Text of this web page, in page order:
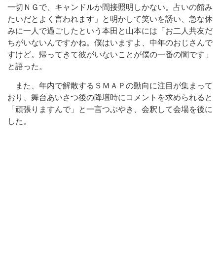
一切ＮＧで、キャンドルか間接照明しかない。占いの館み
たいだとよく言われます」と明かして笑いを誘い、急な休
みに一人で過ごしたという本田と山本には「お二人共友だ
ちがいないんですかね。僕はいますよ、中年のおじさんで
すけど。帰ってきて彼がいないことが僕の一番の闇です」
と語った。
また、年内で解散するＳＭＡＰの動向に注目が集まって
おり、舞台あいさつ後の降壇時にコメントを求められると
「頑張りますんで」と一言つぶやき、会釈して会場を後に
した。